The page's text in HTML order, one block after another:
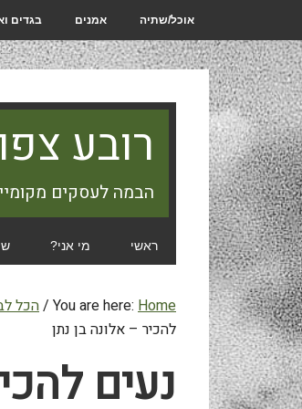
אוכל/שתיה אמנים בגדים
רובע
הבמה לעסקים
ראשי מי אני?
You are here: Home
/הכל
להכיר – אלונה בן נתן
נעים